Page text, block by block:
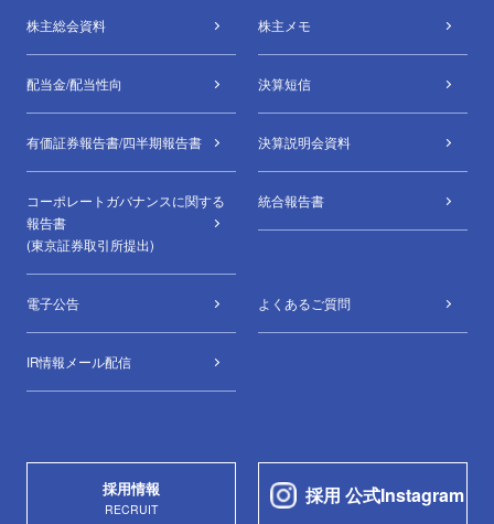
株主総会資料 株主メモ
配当金/配当性向 決算短信
有価証券報告書/四半期報告書 決算説明会資料
コーポレートガバナンスに関する
報告書
(東京証券取引所提出)
統合報告書
電子公告 よくあるご質問
IR情報メール配信
採用情報
RECRUIT
採用 公式Instagram